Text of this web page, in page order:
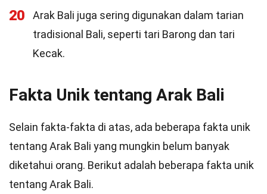
20
Arak Bali juga sering digunakan dalam tarian
tradisional Bali, seperti tari Barong dan tari
Kecak.
Fakta Unik tentang Arak Bali
Selain fakta-fakta di atas, ada beberapa fakta unik
tentang Arak Bali yang mungkin belum banyak
diketahui orang. Berikut adalah beberapa fakta unik
tentang Arak Bali.